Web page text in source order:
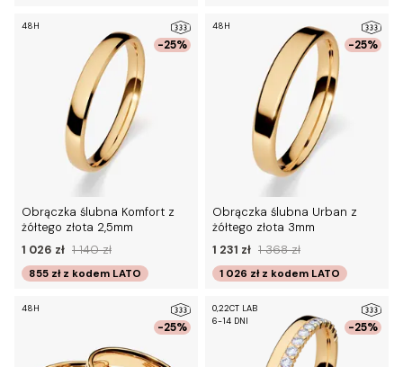
-25%
48H
Obrączka ślubna Komfort z
żółtego złota 2,5mm
1 026 zł 1 140 zł
855 zł z kodem LATO
-25%
48H
Obrączka ślubna Urban z
żółtego złota 3mm
1 231 zł 1 368 zł
1 026 zł z kodem LATO
-25%
48H
-25%
0,22CT LAB
6-14 DNI